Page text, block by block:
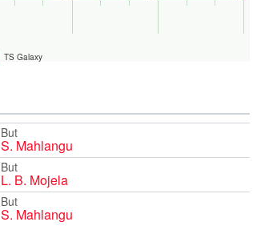
TS Galaxy
But
S. Mahlangu
But
L. B. Mojela
But
S. Mahlangu